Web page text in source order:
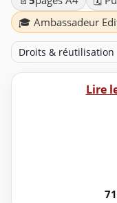
🎓 Ambassadeur
Droits & réutilisation
Lire